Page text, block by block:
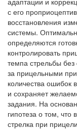
с его
восстановления
системы.
определяются
контролировать
темпа стрельбы без
за прицельными
количества ошибок
и сохраняет
задания. На
гипотеза о том, что
стрелка при